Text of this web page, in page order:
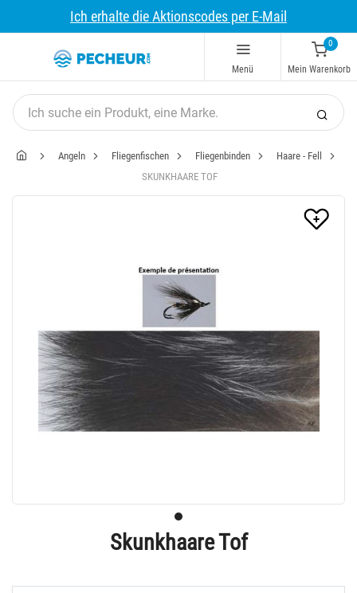
Ich erhalte die Aktionscodes per E-Mail
Menü
0
Mein Warenkorb
Angeln Fliegenfischen Fliegenbinden
Haare - Fell
SKUNKHAARE TOF
Skunkhaare Tof